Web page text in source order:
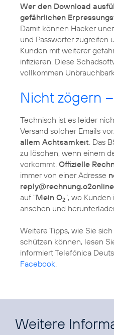
Wer den Download
gefährlichen
Damit können Hacker
und Passwörter zugreifen
Kunden mit weiterer
infizieren. Diese
vollkommen
Nicht zögern
Technisch ist es leider
Versand solcher Emails
allem Achtsamkeit . Das
zu löschen, wenn einem
vorkommt. Offizielle
immer von einer Adresse
auf "Mein O2", wo
ansehen und
Weitere Tipps, wie Sie
schützen können, lesen
informiert Telefónica
Facebook
Weitere